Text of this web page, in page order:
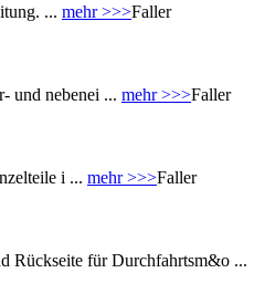
... mehr >>>Faller
und nebenei ... mehr >>>Faller
i ... mehr >>>Faller
Rückseite für Durchfahrtsm&o ...